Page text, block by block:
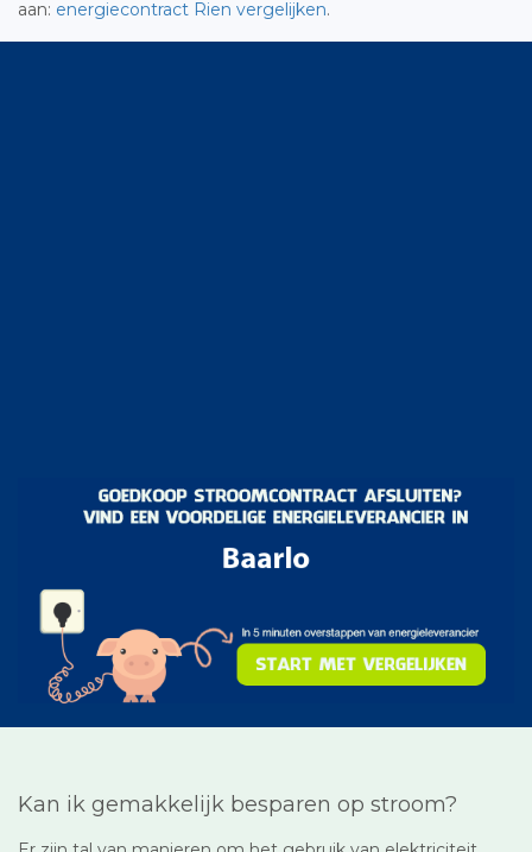
aan: energiecontract Rien vergelijken.
Kan ik gemakkelijk besparen op stroom?